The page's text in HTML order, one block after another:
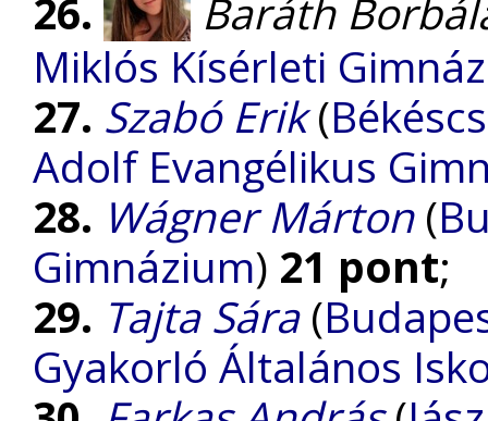
26.
Baráth
Miklós Kísérleti
27. Szabó Erik(
Adolf Evangélikus
28. Wágner Márton(
Gimnázium) 21 pont;
29. Tajta Sára(
Gyakorló Általános